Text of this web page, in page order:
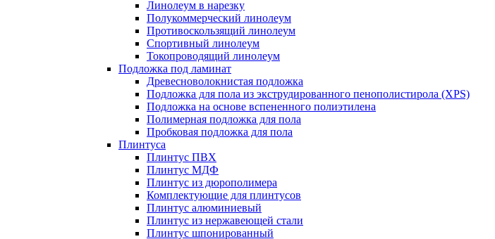
Линолеум в нарезку
Полукоммерческий линолеум
Противоскользящий линолеум
Спортивный линолеум
Токопроводящий линолеум
Подложка под ламинат
Древесноволокнистая подложка
Подложка для пола из экструдированного пенополистирола (XPS)
Подложка на основе вспененного полиэтилена
Полимерная подложка для пола
Пробковая подложка для пола
Плинтуса
Плинтус ПВХ
Плинтус МДФ
Плинтус из дюрополимера
Комплектующие для плинтусов
Плинтус алюминиевый
Плинтус из нержавеющей стали
Плинтус шпонированный